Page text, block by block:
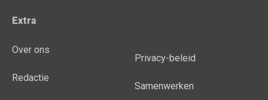
Extra
Over ons
Redactie
Privacy-beleid
Samenwerken